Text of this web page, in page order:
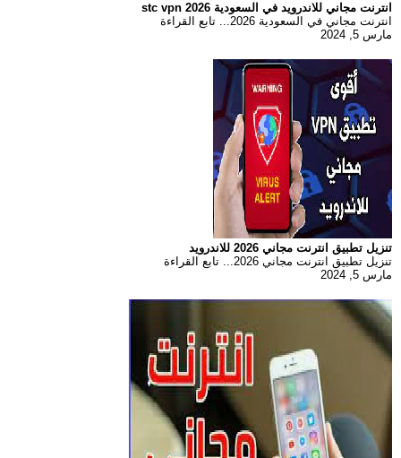
انترنت مجاني للاندرويد في السعودية 2026 stc vpn
انترنت مجاني في السعودية 2026... تابع القراءة
مارس 5, 2024
تنزيل تطبيق انترنت مجاني 2026 للاندرويد
تنزيل تطبيق انترنت مجاني 2026... تابع القراءة
مارس 5, 2024